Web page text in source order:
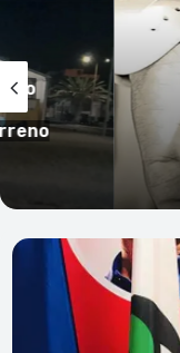
no
Líder
parlamentar